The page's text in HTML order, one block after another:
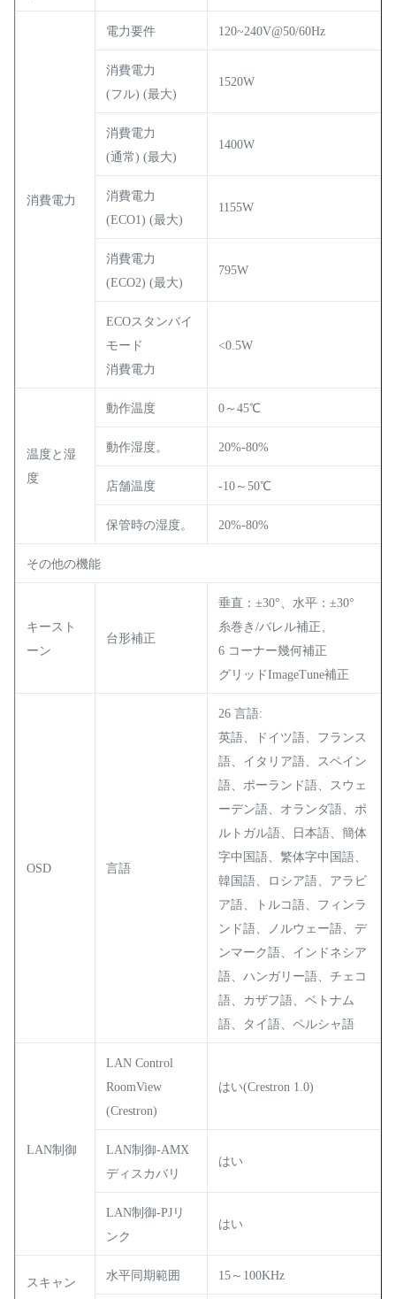
消費電力
電力要件 120~240V@50/60Hz
消費電力
(フル) (最大)
1520W
消費電力
(通常) (最大)
1400W
消費電力
(ECO1) (最大)
1155W
消費電力
(ECO2) (最大)
795W
ECOスタンバイ
モード
消費電力
<0.5W
温度と湿
度
動作温度 0～45℃
動作湿度。 20%-80%
店舗温度 -10～50℃
保管時の湿度。 20%-80%
その他の機能
キースト
ーン
台形補正
垂直：±30°、水平：±30°
糸巻き/バレル補正、
6 コーナー幾何補正
グリッドImageTune補正
OSD 言語
26 言語:
英語、ドイツ語、フランス
語、イタリア語、スペイン
語、ポーランド語、スウェ
ーデン語、オランダ語、ポ
ルトガル語、日本語、簡体
字中国語、繁体字中国語、
韓国語、ロシア語、アラビ
ア語、トルコ語、フィンラ
ンド語、ノルウェー語、デ
ンマーク語、インドネシア
語、ハンガリー語、チェコ
語、カザフ語、ベトナム
語、タイ語、ペルシャ語
LAN制御
LAN Control
RoomView
(Crestron)
はい(Crestron 1.0)
LAN制御-AMX
ディスカバリ
はい
LAN制御-PJリ
ンク
はい
スキャン
水平同期範囲 15～100KHz